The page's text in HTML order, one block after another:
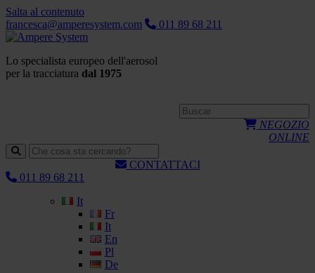
Salta al contenuto
francesca@amperesystem.com
011 89 68 211
Lo specialista europeo dell'aerosol
per la tracciatura dal 1975
NEGOZIO
ONLINE
CONTATTACI
011 89 68 211
It
Fr
It
En
Pl
De